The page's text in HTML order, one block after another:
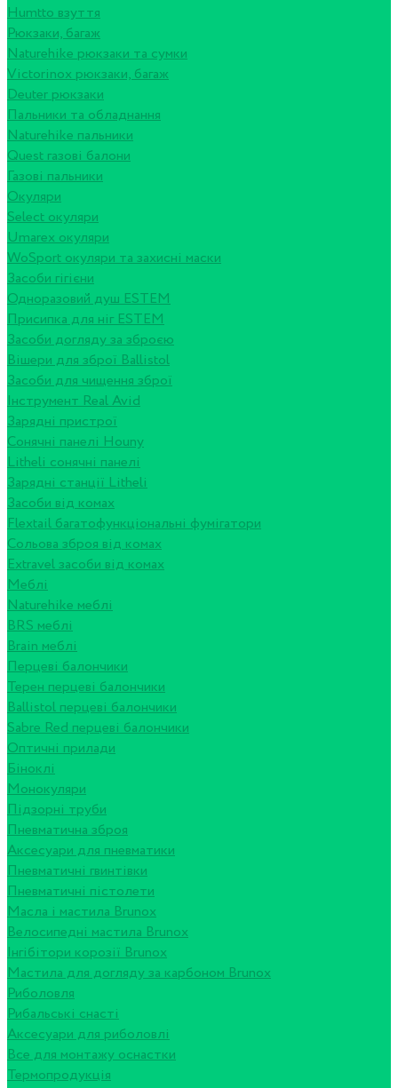
Humtto взуття
Рюкзаки, багаж
Naturehike рюкзаки та сумки
Victorinox рюкзаки, багаж
Deuter рюкзаки
Пальники та обладнання
Naturehike пальники
Quest газові балони
Газові пальники
Окуляри
Select окуляри
Umarex окуляри
WoSport окуляри та захисні маски
Засоби гігієни
Одноразовий душ ESTEM
Присипка для ніг ESTEM
Засоби догляду за зброєю
Вішери для зброї Ballistol
Засоби для чищення зброї
Інструмент Real Avid
Зарядні пристрої
Сонячні панелі Houny
Litheli сонячні панелі
Зарядні станції Litheli
Засоби від комах
Flextail багатофункціональні фумігатори
Сольова зброя від комах
Extravel засоби від комах
Меблі
Naturehike меблі
BRS меблі
Brain меблі
Перцеві балончики
Терен перцеві балончики
Ballistol перцеві балончики
Sabre Red перцеві балончики
Оптичні прилади
Біноклі
Монокуляри
Підзорні труби
Пневматична зброя
Аксесуари для пневматики
Пневматичні гвинтівки
Пневматичні пістолети
Масла і мастила Brunox
Велосипедні мастила Brunox
Інгібітори корозії Brunox
Мастила для догляду за карбоном Brunox
Риболовля
Рибальські снасті
Аксесуари для риболовлі
Все для монтажу оснастки
Термопродукція